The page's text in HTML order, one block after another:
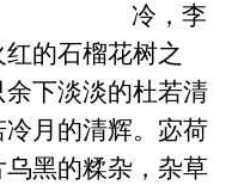
冷，李
的石榴花树之
下淡淡的杜若清
月的清辉。宓荷
黑的糅杂，杂草